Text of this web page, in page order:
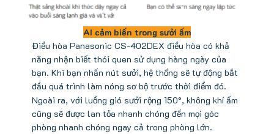
AI cảm biến trong sưởi ấm
Điều hòa Panasonic CS-402DEX điều hòa có khả
năng nhận biết thói quen sử dụng hàng ngày của
bạn. Khi bạn nhấn nút sưởi, hệ thống sẽ tự động bắt
đầu quá trình làm nóng sơ bộ trước thời điểm đó.
Ngoài ra, với luồng gió sưởi rộng 150°, không khí ấm
cũng sẽ được lan tỏa nhanh chóng đến mọi góc
phòng nhanh chóng ngay cả trong phòng lớn.